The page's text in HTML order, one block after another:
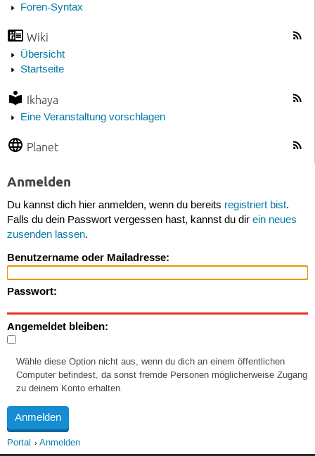
Foren-Syntax
Wiki
Übersicht
Startseite
Ikhaya
Eine Veranstaltung vorschlagen
Planet
Anmelden
Du kannst dich hier anmelden, wenn du bereits registriert bist.
Falls du dein Passwort vergessen hast, kannst du dir ein neues
zusenden lassen.
Benutzername oder Mailadresse:
Passwort:
Angemeldet bleiben:
Wähle diese Option nicht aus, wenn du dich an einem öffentlichen
Computer befindest, da sonst fremde Personen möglicherweise Zugang
zu deinem Konto erhalten.
Portal Anmelden